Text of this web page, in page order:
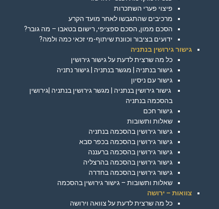
פיצוי פערי השתכרות
מרכיבים שהתגבשו לאחר מועד הקרע
הסכם ממון, הסכם ספציפי, רישום בטאבו – מה גובר?
ידועים בציבור וכוונת שיתוף-מי זכאי כמה ולמה?
גישור גירושין בנתניה
כל מה שרצית לדעת על גישור גירושין
גישור בנתניה | מגשר בנתניה | גישור נתניה
גישור עם ניסיון
גישור גירושין בנתניה | מגשר גירושין בנתניה |גירושין
בהסכמה בנתניה
גישור חכם
שאלות ותשובות
גישור גירושין בהסכמה בנתניה
גישור גירושין בהסכמה בכפר סבא
גישור גירושין בהסכמה ברעננה
גישור גירושין בהסכמה בהרצליה
גישור גירושין בהסכמה בחדרה
שאלות ותשובות – גישור גירושין בהסכמה
צוואות – ירושה
כל מה שרצית לדעת על צוואה וירושה